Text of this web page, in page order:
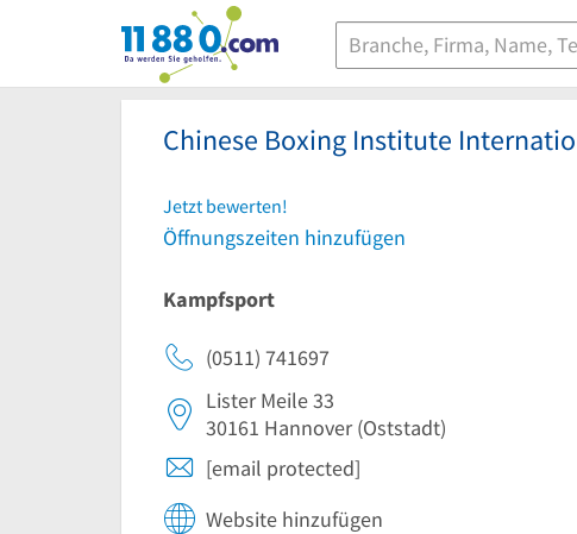
11880.com
Chinese Boxing Institute
Jetzt bewerten!
Öffnungszeiten hinzufügen
Kampfsport
(0511) 741697
Lister Meile 33
30161 Hannover(Oststadt)
[email protected]
Website hinzufügen